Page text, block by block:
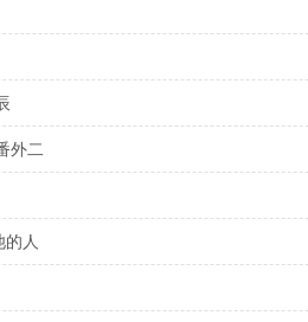
外二
的人